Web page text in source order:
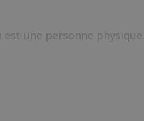
une personne physique.